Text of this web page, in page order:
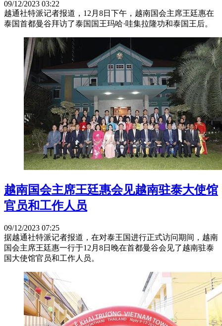
09/12/2023 03:22
越通社特派记者报道，12月8日下午，越南国会主席王廷惠在
泰国首都曼谷拜访了泰国国王玛哈·哇集拉隆功和泰国王后。
越南国会主席王廷惠会见越南驻泰大使馆
官员和工作人员
09/12/2023 07:25
据越通社特派记者报道，在对泰王国进行正式访问期间，越南
国会主席王廷惠一行于12月8日晚在首都曼谷会见了越南驻泰
国大使馆官员和工作人员。